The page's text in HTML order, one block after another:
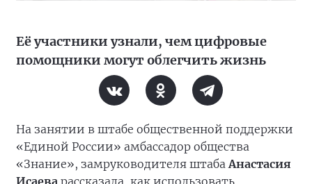
Её участники узнали, чем цифровые
помощники могут облегчить жизнь
На занятии в штабе общественной поддержки
«Единой России» амбассадор общества
«Знание», замруководителя штабаАнастасия